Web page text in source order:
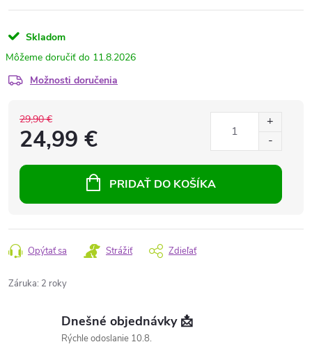
Skladom
11.8.2026
Možnosti doručenia
29,90 €
24,99 €
PRIDAŤ DO KOŠÍKA
Opýtať sa Strážiť Zdieľať
Záruka: 2 roky
Dnešné objednávky 📩
Rýchle odoslanie 10.8.